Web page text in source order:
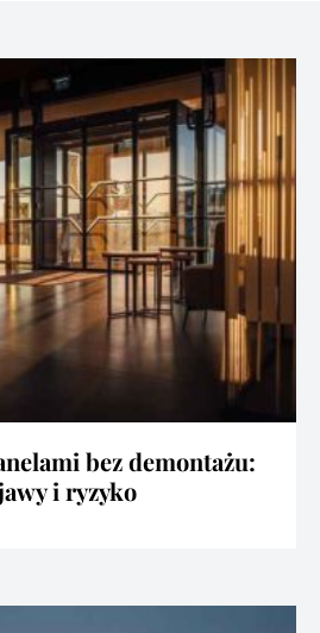
bez demontażu:
i ryzyko